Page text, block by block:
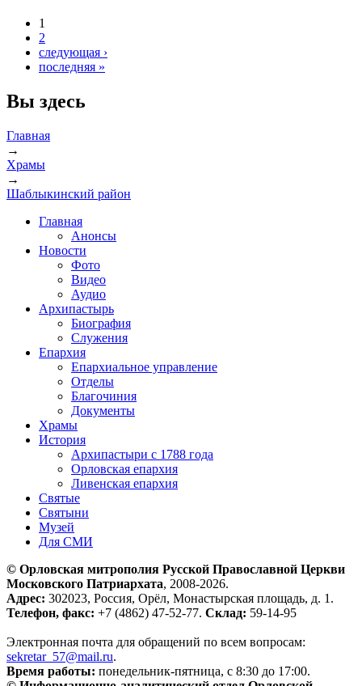
1
2
следующая ›
последняя »
Вы здесь
Главная
→
Храмы
→
Шаблыкинский район
Главная
Анонсы
Новости
Фото
Видео
Аудио
Архипастырь
Биография
Служения
Епархия
Епархиальное управление
Отделы
Благочиния
Документы
Храмы
История
Архипастыри с 1788 года
Орловская епархия
Ливенская епархия
Святые
Святыни
Музей
Для СМИ
© Орловская митрополия Русской Православной Церкви
Московского Патриархата, 2008-2026.
Адрес: 302023, Россия, Орёл, Монастырская площадь, д. 1.
Телефон, факс: +7 (4862) 47-52-77. Склад: 59-14-95
Электронная почта для обращений по всем вопросам:
sekretar_57@mail.ru.
Время работы: понедельник-пятница, с 8:30 до 17:00.